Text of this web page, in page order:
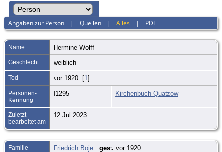
Angaben zur Person |Quellen |Alles | PDF
Name Hermine Wolff
Geschlecht weiblich
Tod vor 1920 [1]
Personen-
Kennung
I1295 Kirchenbuch Quatzow
Zuletzt
bearbeitet am
12 Jul 2023
Familie Friedrich Boje gest. vor 1920